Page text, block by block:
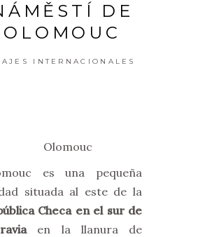
DE
OLOMOUC
INTERNACIONALES
es una pequeña
situada al este de la
Checa en el sur de
en la llanura de